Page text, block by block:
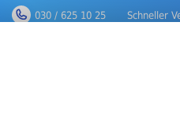
030 / 625 10 25 Schneller